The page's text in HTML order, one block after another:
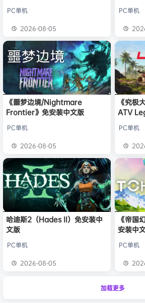
PC单机
2026-08-05
PC单机
《噩梦边境/Nightmare
Frontier》免安装中文版
PC单机
2026-08-05
《究极
ATV
PC单机
哈迪斯2（Hades II）免安装中
文版
PC单机
2026-08-05
《帝国
安装中
PC单机
加载更多